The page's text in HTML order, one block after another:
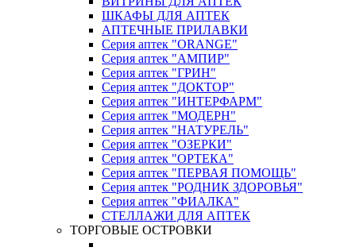
ШКАФЫ ДЛЯ АПТЕК
АПТЕЧНЫЕ ПРИЛАВКИ
Серия аптек "ORANGE"
Серия аптек "АМПИР"
Серия аптек "ГРИН"
Серия аптек "ДОКТОР"
Серия аптек "ИНТЕРФАРМ"
Серия аптек "МОДЕРН"
Серия аптек "НАТУРЕЛЬ"
Серия аптек "ОЗЕРКИ"
Серия аптек "ОРТЕКА"
Серия аптек "ПЕРВАЯ ПОМОЩЬ"
Серия аптек "РОДНИК ЗДОРОВЬЯ"
Серия аптек "ФИАЛКА"
СТЕЛЛАЖИ ДЛЯ АПТЕК
ТОРГОВЫЕ ОСТРОВКИ